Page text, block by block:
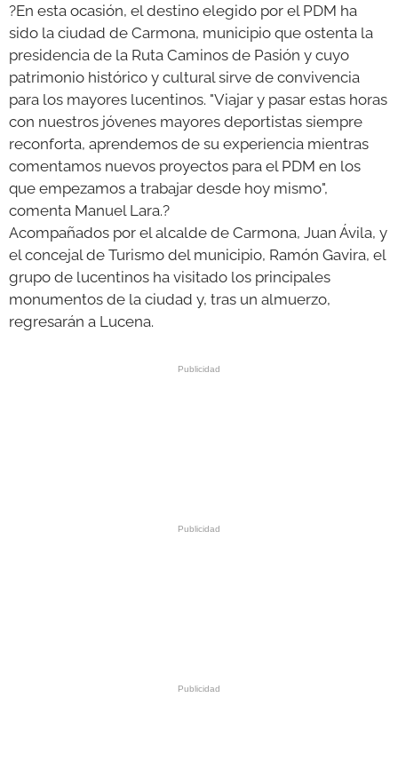
?En esta ocasión, el destino elegido por el PDM ha
sido la ciudad de Carmona, municipio que ostenta la
presidencia de la Ruta Caminos de Pasión y cuyo
patrimonio histórico y cultural sirve de convivencia
para los mayores lucentinos. "Viajar y pasar estas horas
con nuestros jóvenes mayores deportistas siempre
reconforta, aprendemos de su experiencia mientras
comentamos nuevos proyectos para el PDM en los
que empezamos a trabajar desde hoy mismo",
comenta Manuel Lara.?
Acompañados por el alcalde de Carmona, Juan Ávila, y
el concejal de Turismo del municipio, Ramón Gavira, el
grupo de lucentinos ha visitado los principales
monumentos de la ciudad y, tras un almuerzo,
regresarán a Lucena.